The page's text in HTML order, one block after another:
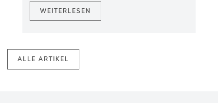
ALLE ARTIKEL
WEITERLESEN